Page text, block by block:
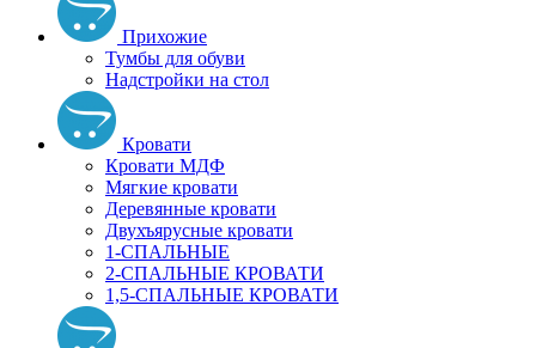
Прихожие
Тумбы для обуви
Надстройки на стол
Кровати
Кровати МДФ
Мягкие кровати
Деревянные кровати
Двухъярусные кровати
1-СПАЛЬНЫЕ
2-СПАЛЬНЫЕ КРОВАТИ
1,5-СПАЛЬНЫЕ КРОВАТИ